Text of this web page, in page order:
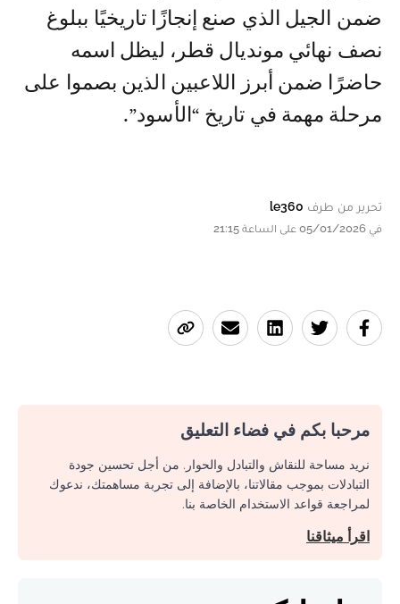
ضمن الجيل الذي صنع إنجازًا تاريخيًا ببلوغ
نصف نهائي مونديال قطر، ليظل اسمه
حاضرًا ضمن أبرز اللاعبين الذين بصموا على
مرحلة مهمة في تاريخ “الأسود”.
تحرير من طرف le360
في 05/01/2026 على الساعة 21:15
مرحبا بكم في فضاء التعليق
نريد مساحة للنقاش والتبادل والحوار. من أجل تحسين جودة
التبادلات بموجب مقالاتنا، بالإضافة إلى تجربة مساهمتك، ندعوك
لمراجعة قواعد الاستخدام الخاصة بنا.
اقرأ ميثاقنا